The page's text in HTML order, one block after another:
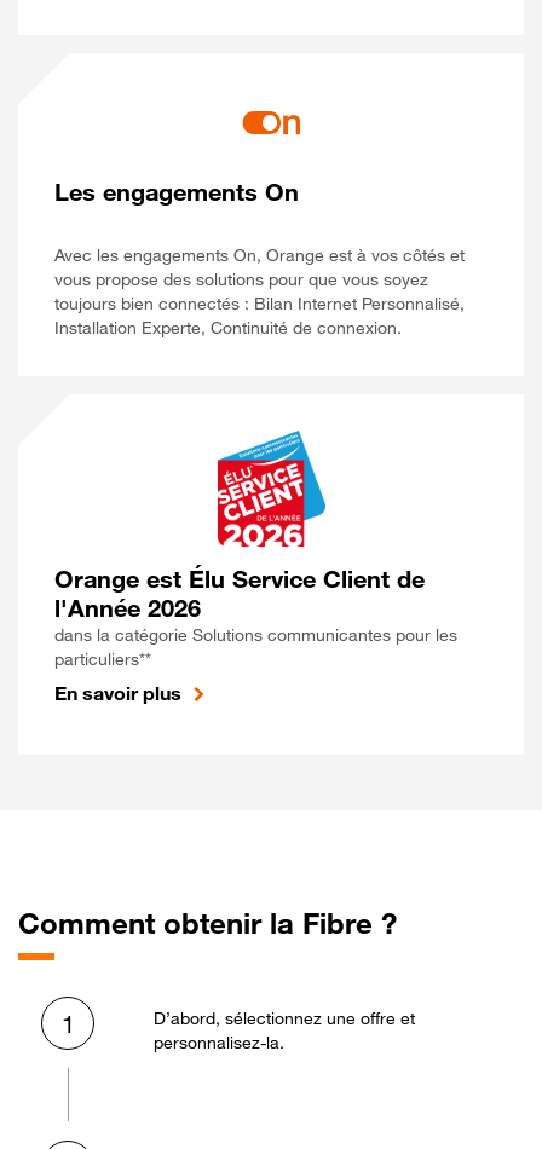
Les engagements On
Avec les engagements On, Orange est à vos côtés et
vous propose des solutions pour que vous soyez
toujours bien connectés : Bilan Internet Personnalisé,
Installation Experte, Continuité de connexion.
Orange est Élu Service Client de
l'Année 2026
dans la catégorie Solutions communicantes pour les
particuliers**
En savoir plus
Comment obtenir la Fibre ?
1
D’abord, sélectionnez une offre et
personnalisez-la.